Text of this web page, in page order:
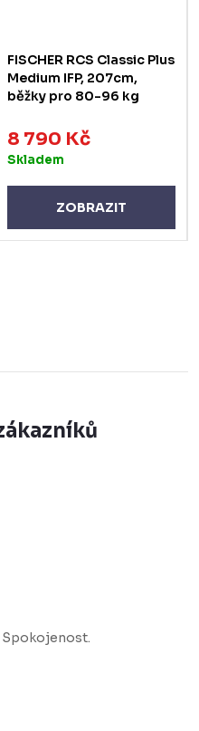
FISCHER RCS Classic Plus
Medium IFP, 207cm,
běžky pro 80-96 kg
8 790 Kč
Skladem
ZOBRAZIT
Spokojenost.